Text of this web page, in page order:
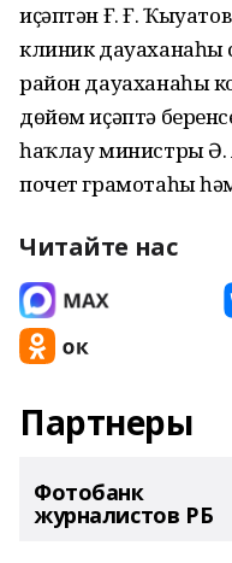
иҫәптән Ғ. Ғ.
клиник дауаханаһы
район дауаханаһы
дөйөм иҫәптә
һаҡлау министры Ә.
почет грамотаһы
Читайте нас
Партнеры
Фотобанк
журналистов РБ